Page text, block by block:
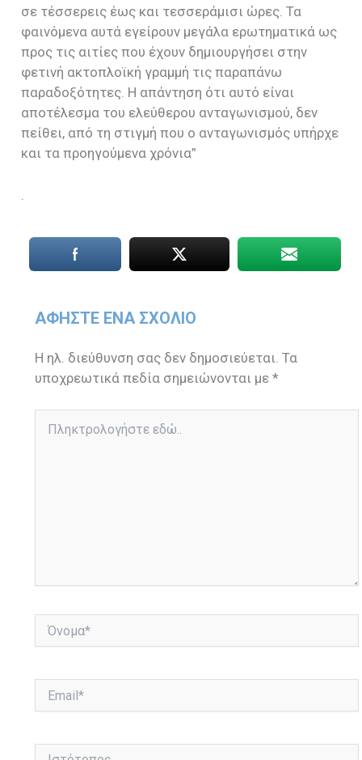
σε τέσσερεις έως και τεσσεράμισι ώρες. Τα
φαινόμενα αυτά εγείρουν μεγάλα ερωτηματικά ως
προς τις αιτίες που έχουν δημιουργήσει στην
φετινή ακτοπλοϊκή γραμμή τις παραπάνω
παραδοξότητες. Η απάντηση ότι αυτό είναι
αποτέλεσμα του ελεύθερου ανταγωνισμού, δεν
πείθει, από τη στιγμή που ο ανταγωνισμός υπήρχε
και τα προηγούμενα χρόνια”
ΑΦΉΣΤΕ ΈΝΑ ΣΧΌΛΙΟ
Η ηλ. διεύθυνση σας δεν δημοσιεύεται. Τα
υποχρεωτικά πεδία σημειώνονται με*
εδώ..
Όνομα*
Ιστότοπος